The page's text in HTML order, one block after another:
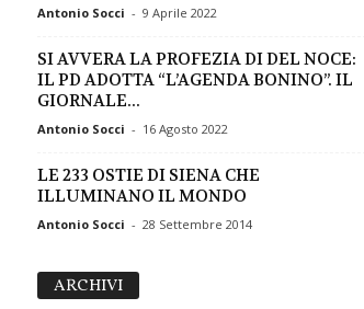
Antonio Socci - 9 Aprile 2022
SI AVVERA LA PROFEZIA DI DEL NOCE:
IL PD ADOTTA “L’AGENDA BONINO”. IL
GIORNALE...
Antonio Socci - 16 Agosto 2022
LE 233 OSTIE DI SIENA CHE
ILLUMINANO IL MONDO
Antonio Socci - 28 Settembre 2014
ARCHIVI